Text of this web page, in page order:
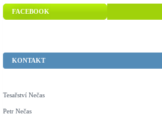
FACEBOOK
KONTAKT
Tesařství Nečas
Petr Nečas